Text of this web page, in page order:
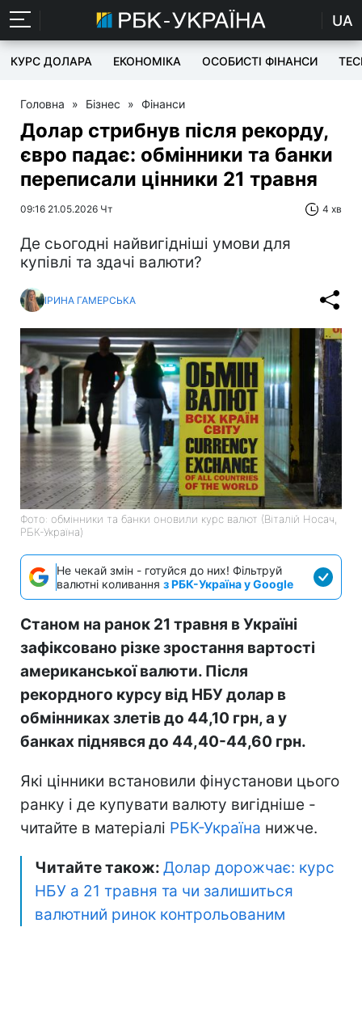
UA
КУРС ДОЛАРА ЕКОНОМІКА ОСОБИСТІ ФІНАНСИ
Головна » Бізнес » Фінанси
Долар стрибнув після рекорду,
євро падає: обмінники та банки
переписали цінники 21 травня
09:16 21.05.2026 Чт 4 хв
Де сьогодні найвигідніші умови для
купівлі та здачі валюти?
ІРИНА ГАМЕРСЬКА
Фото: обмінники та банки оновили курс валют (Віталій Носач,
РБК-Україна)
Не чекай змін - готуйся до них! Фільтруй
валютні коливання з РБК-Україна у Google
Станом на ранок 21 травня в Україні
зафіксовано різке зростання вартості
американської валюти. Після
рекордного курсу від НБУ долар в
обмінниках злетів до 44,10 грн, а у
банках піднявся до 44,40-44,60 грн.
Які цінники встановили фінустанови цього
ранку і де купувати валюту вигідніше -
читайте в матеріалі РБК-Україна нижче.
Читайте також: Долар дорожчає: курс
НБУ а 21 травня та чи залишиться
валютний ринок контрольованим